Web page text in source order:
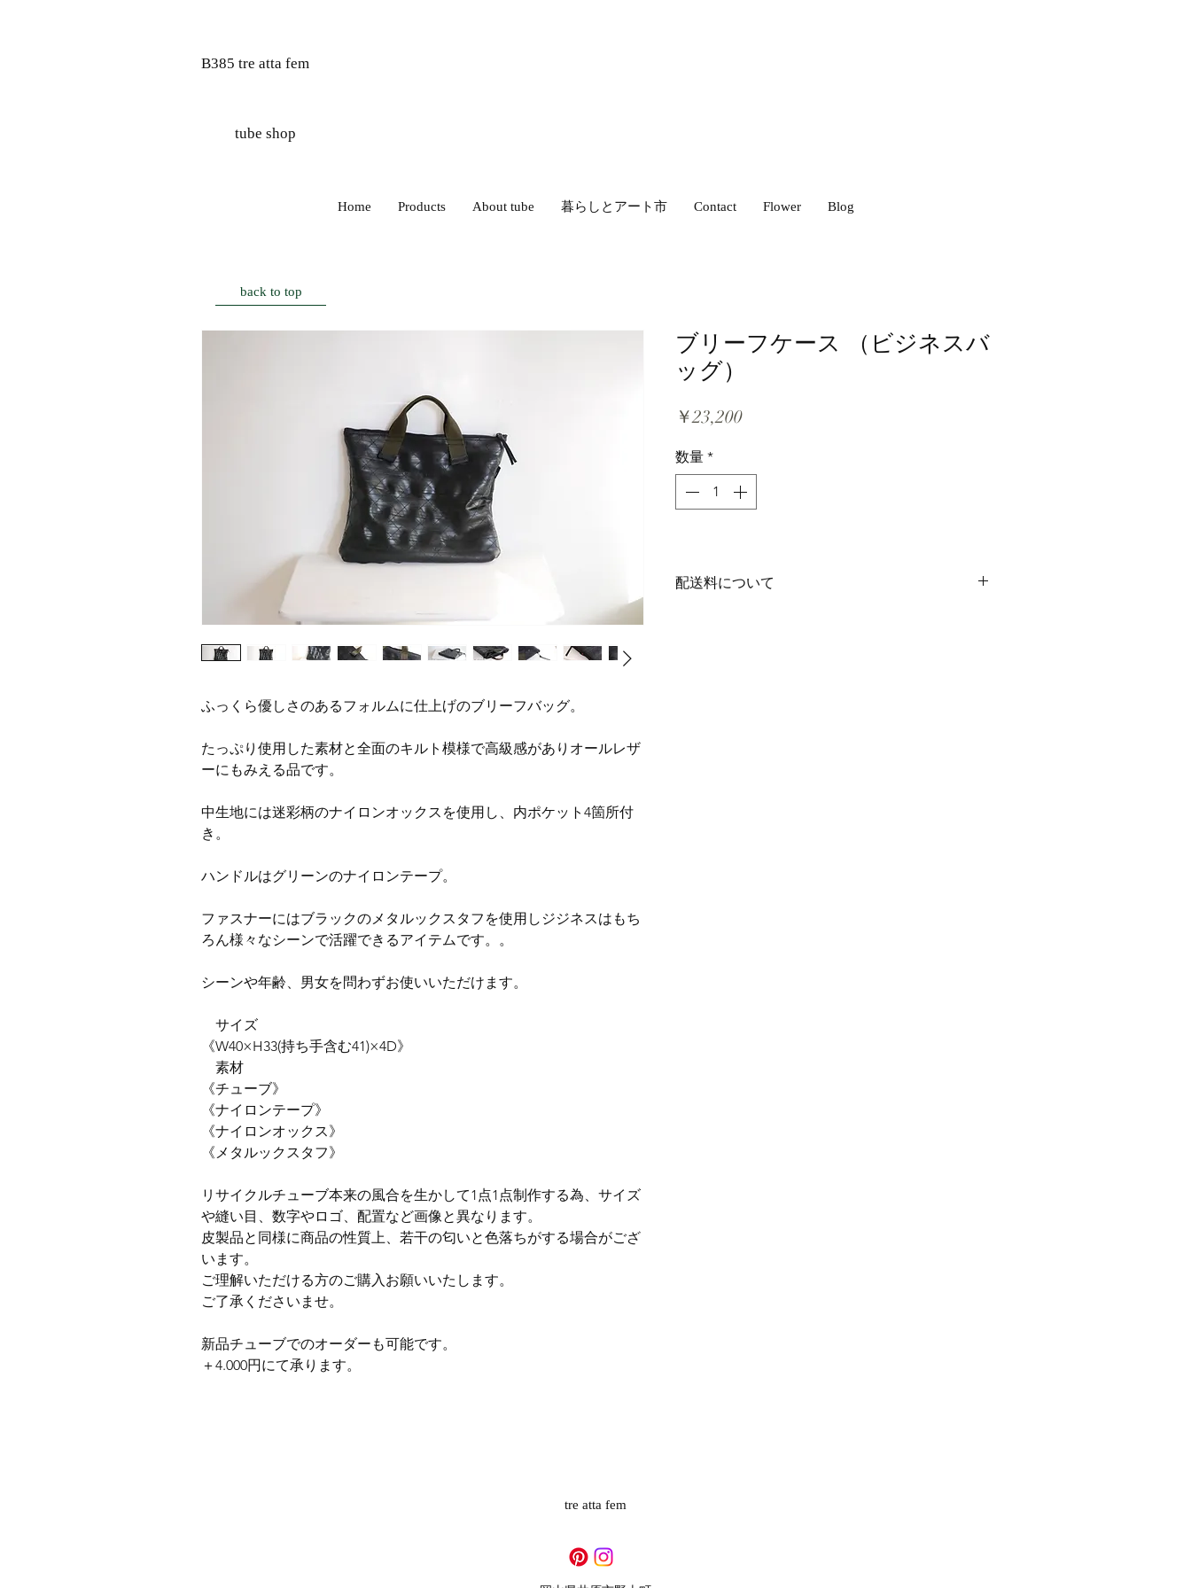
B385 tre atta fem
tube shop
Home Products About tube 暮らしとアート市 Contact Flower Blog
back to top
ふっくら優しさのあるフォルムに仕上げのブリーフバッグ。
たっぷり使用した素材と全面のキルト模様で高級感がありオールレザ
ーにもみえる品です。
中生地には迷彩柄のナイロンオックスを使用し、内ポケット4箇所付
き。
ハンドルはグリーンのナイロンテープ。
ファスナーにはブラックのメタルックスタフを使用しジジネスはもち
ろん様々なシーンで活躍できるアイテムです。。
シーンや年齢、男女を問わずお使いいただけます。
サイズ
《W40×H33(持ち手含む41)×4D》
素材
《チューブ》
《ナイロンテープ》
《ナイロンオックス》
《メタルックスタフ》
リサイクルチューブ本来の風合を生かして1点1点制作する為、サイズ
や縫い目、数字やロゴ、配置など画像と異なります。
皮製品と同様に商品の性質上、若干の匂いと色落ちがする場合がござ
います。
ご理解いただける方のご購入お願いいたします。
ご了承くださいませ。
新品チューブでのオーダーも可能です。
＋4.000円にて承ります。
ブリーフケース （ビジネスバ
ッグ）
￥23,200価
数量 *
配送料について
tre atta fem